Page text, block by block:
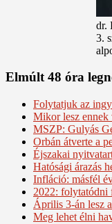
dr.
3.
Elmúlt 48 óra
Folytatjuk az
Mikor lesz ennek
MSZP: Gulyás
Orbán átverte a
Éjszakai
Hatósági árazás
Infláció: másfél
2022: folytatódni
Április 3-án lesz
Meg lehet élni